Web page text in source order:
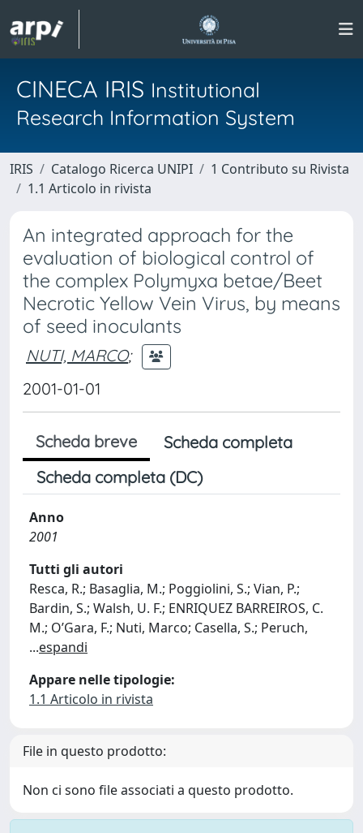
CINECA IRIS Institutional
Research Information System
IRIS Catalogo Ricerca UNIPI
1 Contributo su Rivista
1.1 Articolo in rivista
An integrated approach for the
evaluation of biological control of
the complex Polymyxa betae/Beet
Necrotic Yellow Vein Virus, by means
of seed inoculants
NUTI, MARCO;
2001-01-01
Scheda breve
Scheda completa
Scheda completa (DC)
Anno
2001
Tutti gli autori
Resca, R.; Basaglia, M.; Poggiolini, S.; Vian, P.;
Bardin, S.; Walsh, U. F.; ENRIQUEZ BARREIROS, C.
M.; O’Gara, F.; Nuti, Marco; Casella, S.; Peruch,
...espandi
Appare nelle tipologie:
1.1 Articolo in rivista
File in questo prodotto:
Non ci sono file associati a questo prodotto.